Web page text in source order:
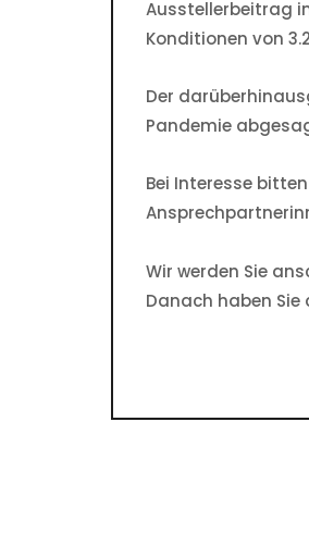
Ausstellerbeitrag
Konditionen von
Der
Pandemie
Bei Interesse
Wir werden Sie
Danach haben